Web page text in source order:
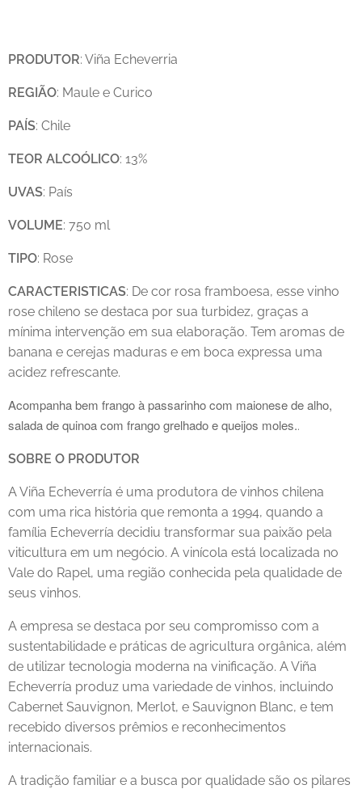
PRODUTOR: Viña Echeverria
REGIÃO: Maule e Curico
PAÍS: Chile
TEOR ALCOÓLICO: 13%
UVAS: País
VOLUME: 750 ml
TIPO: Rose
CARACTERISTICAS: De cor rosa framboesa, esse vinho
rose chileno se destaca por sua turbidez, graças a
mínima intervenção em sua elaboração. Tem aromas de
banana e cerejas maduras e em boca expressa uma
acidez refrescante.
Acompanha bem frango à passarinho com maionese de alho,
salada de quinoa com frango grelhado e queijos moles..
SOBRE O PRODUTOR
A Viña Echeverría é uma produtora de vinhos chilena
com uma rica história que remonta a 1994, quando a
família Echeverría decidiu transformar sua paixão pela
viticultura em um negócio. A vinícola está localizada no
Vale do Rapel, uma região conhecida pela qualidade de
seus vinhos.
A empresa se destaca por seu compromisso com a
sustentabilidade e práticas de agricultura orgânica, além
de utilizar tecnologia moderna na vinificação. A Viña
Echeverría produz uma variedade de vinhos, incluindo
Cabernet Sauvignon, Merlot, e Sauvignon Blanc, e tem
recebido diversos prêmios e reconhecimentos
internacionais.
A tradição familiar e a busca por qualidade são os pilares